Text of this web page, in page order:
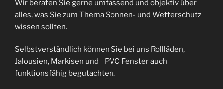
Wir beraten Sie gerne umfassend und objektiv über
alles, was Sie zum Thema Sonnen- und Wetterschutz
wissen sollten.
Selbstverständlich können Sie bei uns Rollläden,
Jalousien, Markisen und PVC Fenster auch
funktionsfähig begutachten.